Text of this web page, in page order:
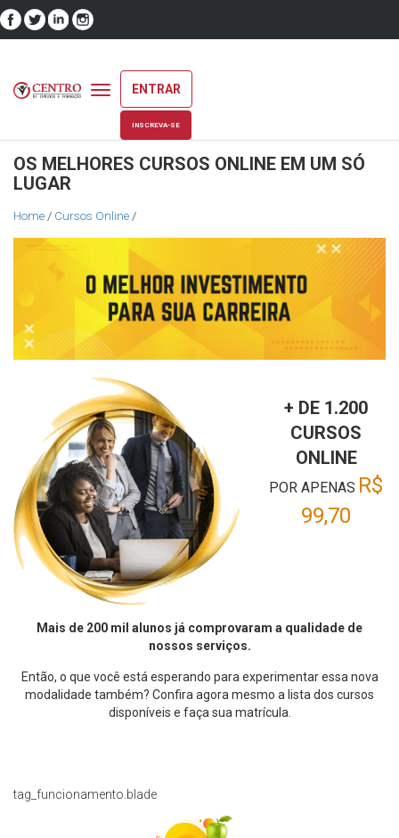
Toggle
navigation
ENTRAR
INSCREVA-SE
OS MELHORES CURSOS ONLINE EM UM SÓ
LUGAR
Home / Cursos Online /
+ DE 1.200
CURSOS
ONLINE
POR APENAS R$
99,70
Mais de 200 mil alunos já comprovaram a qualidade de
nossos serviços.
Então, o que você está esperando para experimentar essa nova
modalidade também? Confira agora mesmo a lista dos cursos
disponíveis e faça sua matrícula.
tag_funcionamento.blade